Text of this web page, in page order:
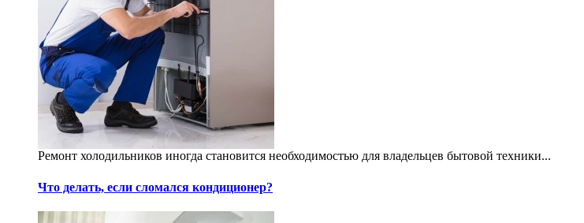
Ремонт холодильников иногда становится необходимостью для владельцев бытовой техники...
Что делать, если сломался кондиционер?